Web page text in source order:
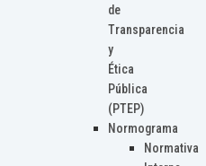
de
Transparencia
y
Ética
Pública
(PTEP)
Normograma
Normativa